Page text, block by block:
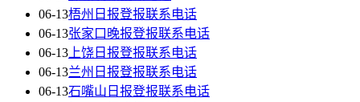
06-13梧州日报登报联系电话
06-13张家口晚报登报联系电话
06-13 上饶日报登报联系电话
06-13兰州日报登报联系电话
06-13石嘴山日报登报联系电话